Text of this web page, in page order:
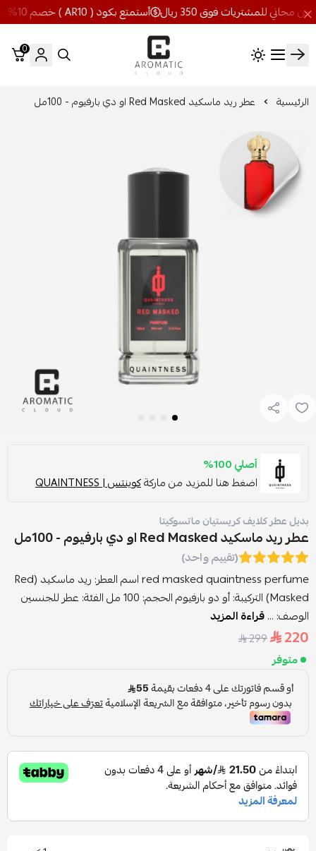
أستمتع بكود ( AR10 ) خصم 10% شحن مجاني للمشتريات فوق 350 ريال
اروماتيك كلاود
0
الرئيسية عطر ريد ماسكيد Red Masked او دي بارفيوم - 100مل
أصلي 100%
اضغط هنا للمزيد من ماركةكوينتس | QUAINTNESS
بديل عطر كلايف كريستيان ماتسوكيتا
عطر ريد ماسكيد Red Masked او دي بارفيوم - 100مل
(تقييم واحد)
red masked quaintness perfume اسم العطر: ريد ماسكيد (Red
Masked) التركيبة: أو دو بارفيوم الحجم: 100 مل الفئة: عطر للجنسين
الوصف: ...قراءة المزيد
220
299
متوفر